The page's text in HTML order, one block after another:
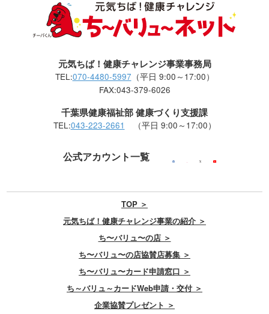
元気ちば！健康チャレンジ事業事務局
TEL:070-4480-5997 （平日 9:00～17:00）
FAX:043-379-6026
千葉県健康福祉部 健康づくり支援課
TEL:043-223-2661 （平日 9:00～17:00）
公式アカウント一覧
TOP ＞
元気ちば！健康チャレンジ事業の紹介 ＞
ち〜バリュ〜の店 ＞
ち〜バリュ〜の店協賛店募集 ＞
ち〜バリュ〜カード申請窓口 ＞
ち～バリュ～カードWeb申請・交付 ＞
企業協賛プレゼント ＞